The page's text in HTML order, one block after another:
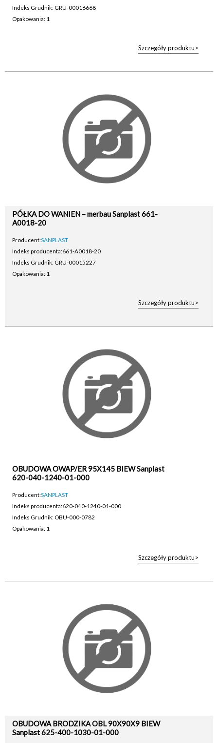
Indeks Grudnik: GRU-00016668
Opakowania: 1
Szczegóły produktu>
PÓŁKA DO WANIEN – merbau Sanplast 661-
A0018-20
Producent:SANPLAST
Indeks producenta:661-A0018-20
Indeks Grudnik: GRU-00015227
Opakowania: 1
Szczegóły produktu>
OBUDOWA OWAP/ER 95X145 BIEW Sanplast
620-040-1240-01-000
Producent:SANPLAST
Indeks producenta:620-040-1240-01-000
Indeks Grudnik: OBU-000-0782
Opakowania: 1
Szczegóły produktu>
OBUDOWA BRODZIKA OBL 90X90X9 BIEW
Sanplast 625-400-1030-01-000